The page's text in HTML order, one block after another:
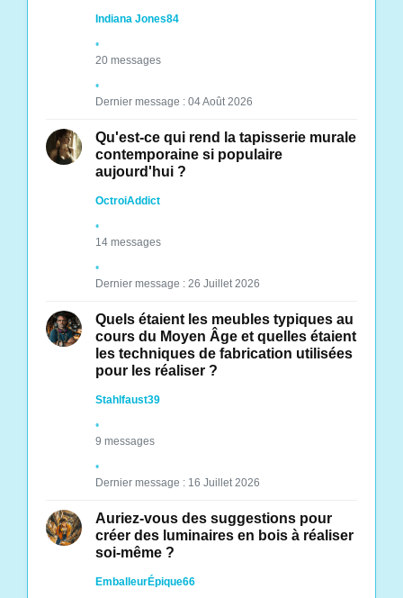
Indiana Jones84
20 messages
Dernier message : 04 Août 2026
Qu'est-ce qui rend la tapisserie murale
contemporaine si populaire
aujourd'hui ?
OctroiAddict
14 messages
Dernier message : 26 Juillet 2026
Quels étaient les meubles typiques au
cours du Moyen Âge et quelles étaient
les techniques de fabrication utilisées
pour les réaliser ?
Stahlfaust39
9 messages
Dernier message : 16 Juillet 2026
Auriez-vous des suggestions pour
créer des luminaires en bois à réaliser
soi-même ?
EmballeurÉpique66